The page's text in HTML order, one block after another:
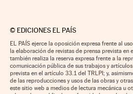
© EDICIONES EL PAÍS
EL PAÍS ejerce la oposición expresa frente al
la elaboración de revistas de prensa prevista en
también realiza la reserva expresa frente a la
comunicación pública de sus trabajos y
prevista en el artículo 33.1 del TRLPI; y,
de las reproducciones y usos de las obras y
este sitio web a medios de lectura mecánica u